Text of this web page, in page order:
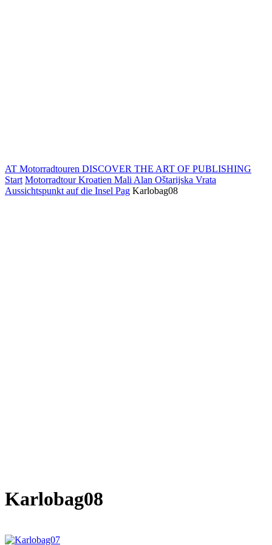
AT Motorradtouren DISCOVER THE ART OF PUBLISHING
Start Motorradtour Kroatien Mali Alan Oštarijska Vrata
Aussichtspunkt auf die Insel Pag Karlobag08
Karlobag08